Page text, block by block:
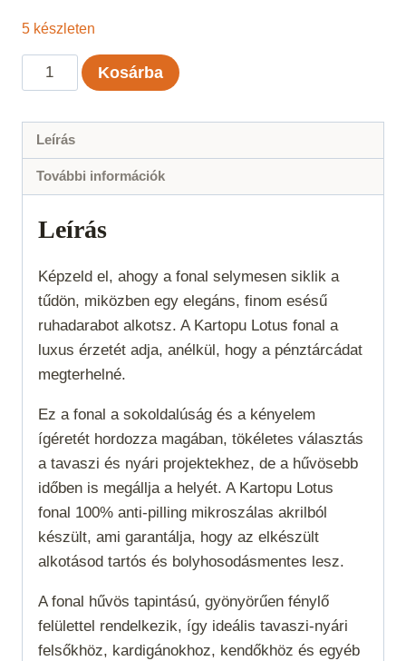
5 készleten
Kartopu
Lotus
Törtfehér
019
Kosárba
Leírás
További információk
Leírás
Képzeld el, ahogy a fonal selymesen siklik a
tűdön, miközben egy elegáns, finom esésű
ruhadarabot alkotsz. A Kartopu Lotus fonal a
luxus érzetét adja, anélkül, hogy a pénztárcádat
megterhelné.
Ez a fonal a sokoldalúság és a kényelem
ígéretét hordozza magában, tökéletes választás
a tavaszi és nyári projektekhez, de a hűvösebb
időben is megállja a helyét. A Kartopu Lotus
fonal 100% anti-pilling mikroszálas akrilból
készült, ami garantálja, hogy az elkészült
alkotásod tartós és bolyhosodásmentes lesz.
A fonal hűvös tapintású, gyönyörűen fénylő
felülettel rendelkezik, így ideális tavaszi-nyári
felsőkhöz, kardigánokhoz, kendőkhöz és egyéb